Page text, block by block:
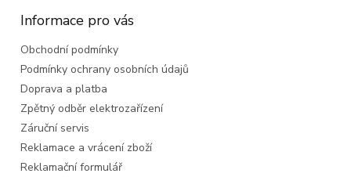
Informace pro vás
Obchodní podmínky
Podmínky ochrany osobních údajů
Doprava a platba
Zpětný odběr elektrozařízení
Záruční servis
Reklamace a vrácení zboží
Reklamační formulář